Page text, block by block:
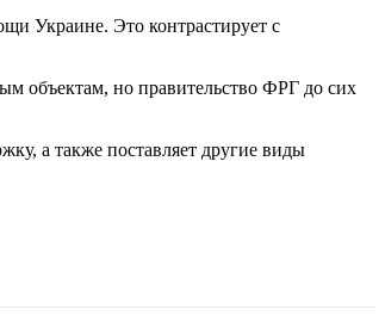
Украине. Это контрастирует с
объектам, но правительство ФРГ до сих
а также поставляет другие виды